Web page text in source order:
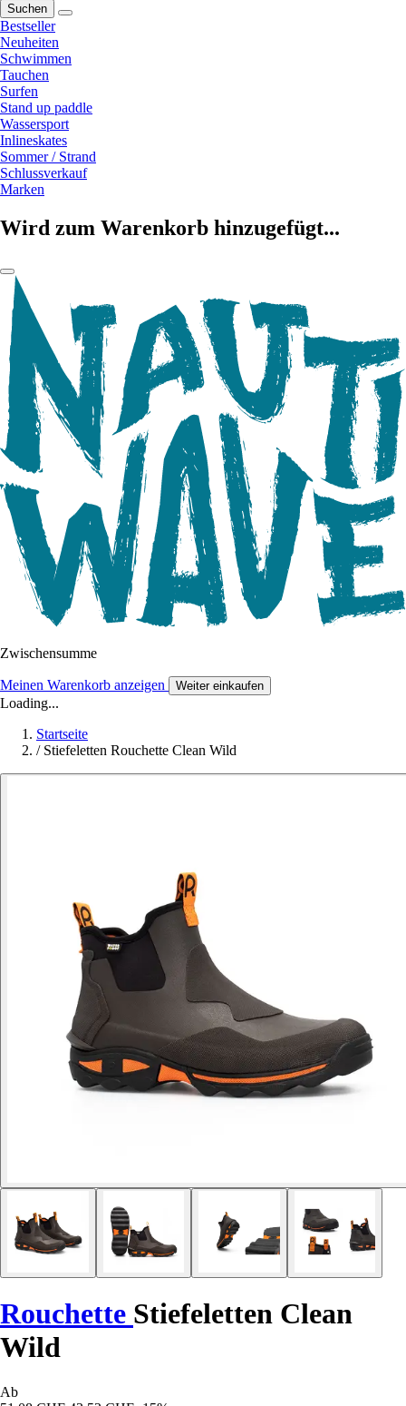
Suchen
Bestseller
Neuheiten
Schwimmen
Tauchen
Surfen
Stand up paddle
Wassersport
Inlineskates
Sommer / Strand
Schlussverkauf
Marken
Wird zum Warenkorb hinzugefügt...
Zwischensumme
Meinen Warenkorb anzeigen Weiter einkaufen
Loading...
Startseite
/ Stiefeletten Rouchette Clean Wild
Rouchette Stiefeletten Clean
Wild
Ab